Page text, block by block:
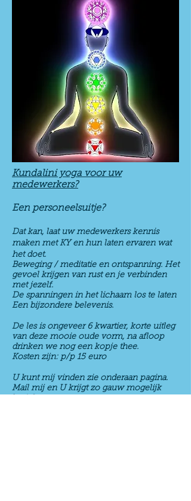
Kundalini yoga voor uw
medewerkers?
Een personeelsuitje?
Dat kan, laat uw medewerkers kennis
maken met KY en hun laten ervaren wat
het doet.
Beweging / meditatie en ontspanning. Het
gevoel krijgen van rust en je verbinden
met jezelf.
De spanningen in het lichaam los te laten
Een bijzondere belevenis.
De les is ongeveer 6 kwartier, korte uitleg
van deze mooie oude vorm, na afloop
drinken we nog een kopje thee.
Kosten zijn: p/p 15 euro
U kunt mij vinden zie onderaan pagina.
Mail mij en U krijgt zo gauw mogelijk